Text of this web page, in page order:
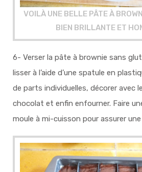
VOILÀ UNE BELLE PÂTE À
BIEN BRILLANTE ET
6- Verser la pâte à brownie sans
lisser à l’aide d’une spatule en
de parts individuelles, décorer avec
chocolat et enfin enfourner. Faire
moule à mi-cuisson pour assurer